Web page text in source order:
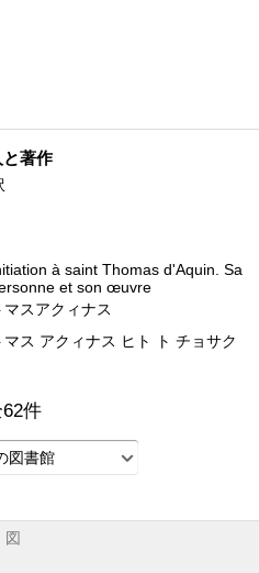
と著作
à saint Thomas d'Aquin. Sa
et son œuvre
マスアクィナス
マス アクィナス ヒト ト チョサク
62件
図書館
図